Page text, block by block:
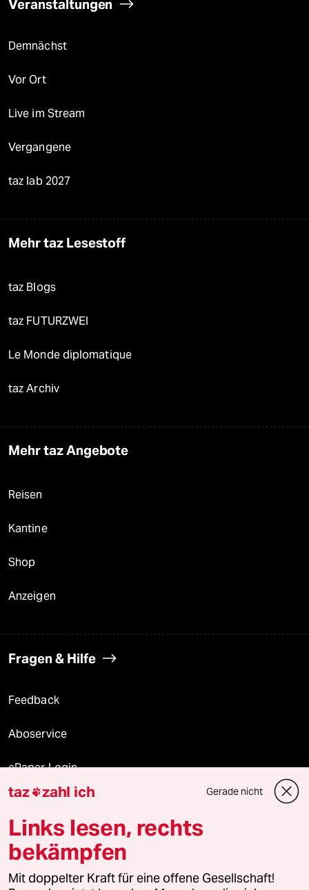
Veranstaltungen
Demnächst
Vor Ort
Live im Stream
Vergangene
taz lab 2027
Mehr taz Lesestoff
taz Blogs
taz FUTURZWEI
Le Monde diplomatique
taz Archiv
Mehr taz Angebote
Reisen
Kantine
Shop
Anzeigen
Fragen & Hilfe
Feedback
Aboservice
ePaper Login
Downloads für Abonnierende
© 2026 taz Verlags und Vertriebs GmbH
Alle Rechte vorbehalten. Bei rechtlichen Fragen oder für Genehmigungen
wenden Sie sich bitte an
lizenzen@taz.de
taz zahl ich Gerade nicht
Links lesen, rechts
bekämpfen
Mit doppelter Kraft für eine offene Gesellschaft!